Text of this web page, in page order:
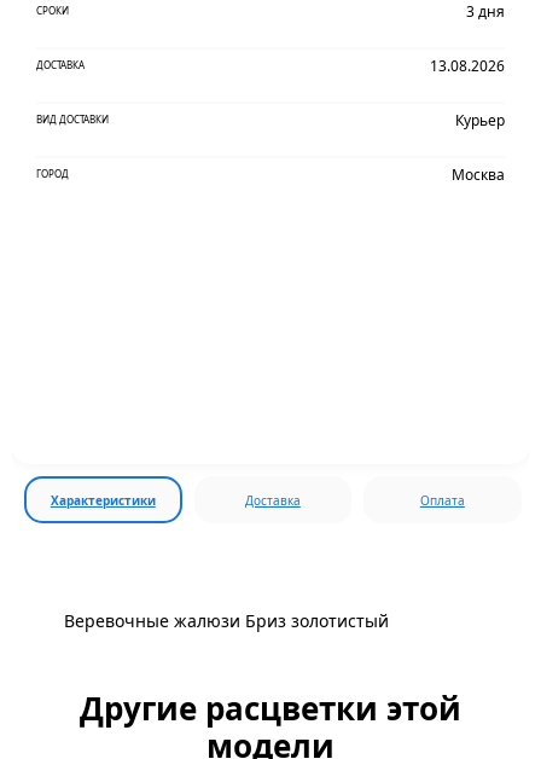
СРОКИ 3 дня
ДОСТАВКА 13.08.2026
ВИД ДОСТАВКИ Курьер
ГОРОД Москва
Характеристики Доставка Оплата
Веревочные жалюзи Бриз золотистый
Другие расцветки этой
модели